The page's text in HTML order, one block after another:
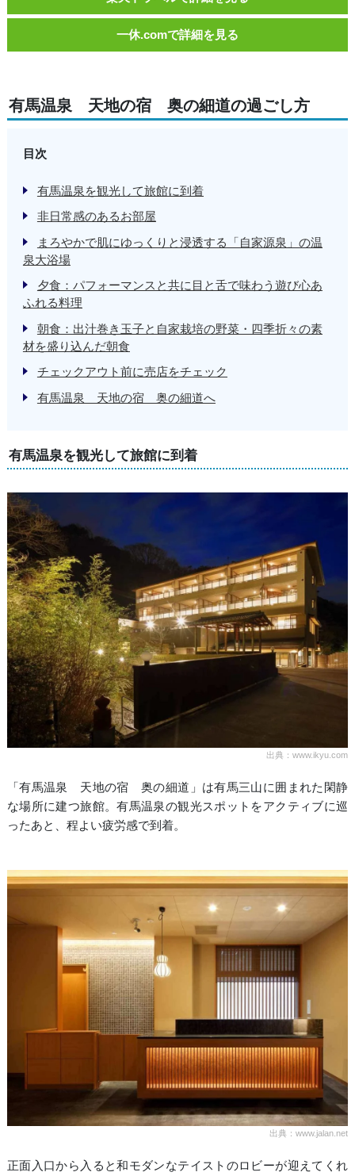
一休.comで詳細を見る
有馬温泉 天地の宿 奥の細道の過ごし方
目次
有馬温泉を観光して旅館に到着
非日常感のあるお部屋
まろやかで肌にゆっくりと浸透する「自家源泉」の温
泉大浴場
夕食：パフォーマンスと共に目と舌で味わう遊び心あ
ふれる料理
朝食：出汁巻き玉子と自家栽培の野菜・四季折々の素
材を盛り込んだ朝食
チェックアウト前に売店をチェック
有馬温泉 天地の宿 奥の細道へ
有馬温泉を観光して旅館に到着
出典：www.ikyu.com
「有馬温泉 天地の宿 奥の細道」は有馬三山に囲まれた閑静
な場所に建つ旅館。有馬温泉の観光スポットをアクティブに巡
ったあと、程よい疲労感で到着。
出典：www.jalan.net
正面入口から入ると和モダンなテイストのロビーが迎えてくれ